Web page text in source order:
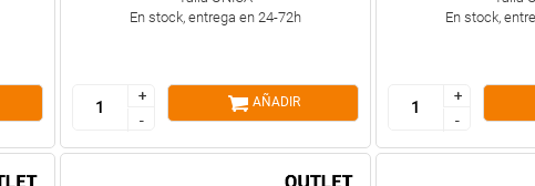
En stock, entrega en 24-72h
+
-
+
-
AÑADIR
En stock,
+
-
+
-